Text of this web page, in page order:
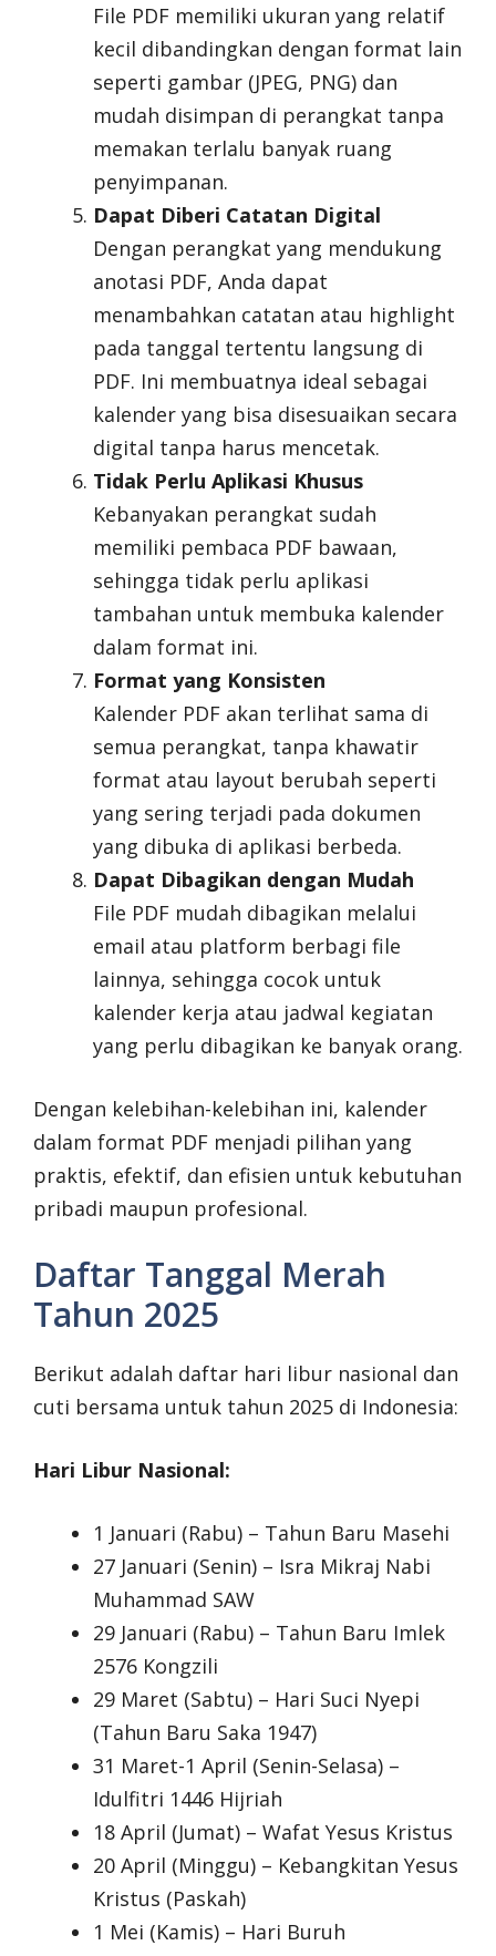
File PDF memiliki ukuran yang relatif
kecil dibandingkan dengan format lain
seperti gambar (JPEG, PNG) dan
mudah disimpan di perangkat tanpa
memakan terlalu banyak ruang
penyimpanan.
Dapat Diberi Catatan Digital
Dengan perangkat yang mendukung
anotasi PDF, Anda dapat
menambahkan catatan atau highlight
pada tanggal tertentu langsung di
PDF. Ini membuatnya ideal sebagai
kalender yang bisa disesuaikan secara
digital tanpa harus mencetak.
Tidak Perlu Aplikasi Khusus
Kebanyakan perangkat sudah
memiliki pembaca PDF bawaan,
sehingga tidak perlu aplikasi
tambahan untuk membuka kalender
dalam format ini.
Format yang Konsisten
Kalender PDF akan terlihat sama di
semua perangkat, tanpa khawatir
format atau layout berubah seperti
yang sering terjadi pada dokumen
yang dibuka di aplikasi berbeda.
Dapat Dibagikan dengan Mudah
File PDF mudah dibagikan melalui
email atau platform berbagi file
lainnya, sehingga cocok untuk
kalender kerja atau jadwal kegiatan
yang perlu dibagikan ke banyak orang.
Dengan kelebihan-kelebihan ini, kalender
dalam format PDF menjadi pilihan yang
praktis, efektif, dan efisien untuk kebutuhan
pribadi maupun profesional.
Daftar Tanggal Merah
Tahun 2025
Berikut adalah daftar hari libur nasional dan
cuti bersama untuk tahun 2025 di Indonesia:
Hari Libur Nasional:
1 Januari (Rabu) – Tahun Baru Masehi
27 Januari (Senin) – Isra Mikraj Nabi
Muhammad SAW
29 Januari (Rabu) – Tahun Baru Imlek
2576 Kongzili
29 Maret (Sabtu) – Hari Suci Nyepi
(Tahun Baru Saka 1947)
31 Maret-1 April (Senin-Selasa) –
Idulfitri 1446 Hijriah
18 April (Jumat) – Wafat Yesus Kristus
20 April (Minggu) – Kebangkitan Yesus
Kristus (Paskah)
1 Mei (Kamis) – Hari Buruh